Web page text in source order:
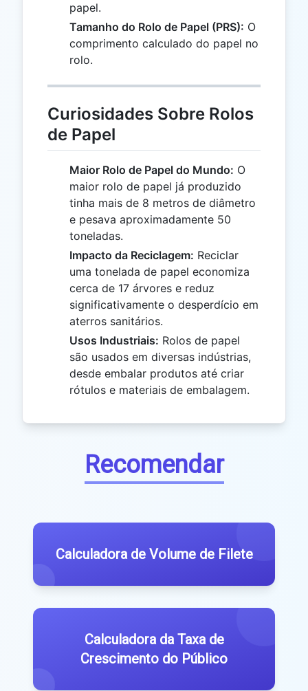
papel.
Tamanho do Rolo de Papel (PRS): O
comprimento calculado do papel no
rolo.
Curiosidades Sobre Rolos
de Papel
Maior Rolo de Papel do Mundo: O
maior rolo de papel já produzido
tinha mais de 8 metros de diâmetro
e pesava aproximadamente 50
toneladas.
Impacto da Reciclagem: Reciclar
uma tonelada de papel economiza
cerca de 17 árvores e reduz
significativamente o desperdício em
aterros sanitários.
Usos Industriais: Rolos de papel
são usados em diversas indústrias,
desde embalar produtos até criar
rótulos e materiais de embalagem.
Recomendar
Calculadora de Volume de Filete
Calculadora da Taxa de
Crescimento do Público